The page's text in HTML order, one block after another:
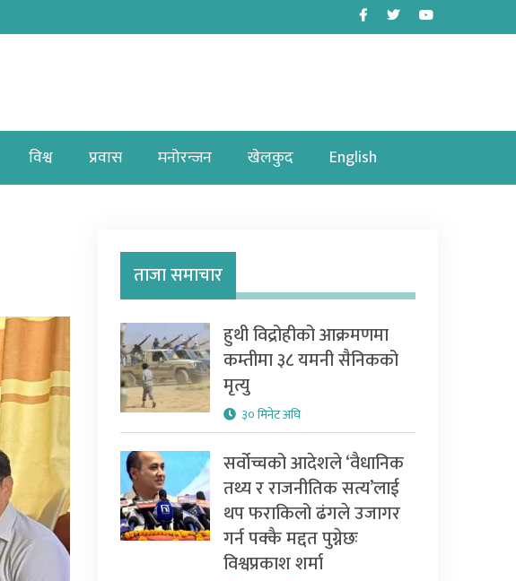
Facebook
TwitterYoutube
विश्व प्रवास मनोरन्जन खेलकुद English
ताजा समाचार
हुथी विद्रोहीको आक्रमणमा
कम्तीमा ३८ यमनी सैनिकको
मृत्यु
३० मिनेट अघि
सर्वोच्चको आदेशले ‘वैधानिक
तथ्य र राजनीतिक सत्य’लाई
थप फराकिलो ढंगले उजागर
गर्न पक्कै मद्दत पुग्नेछः
विश्वप्रकाश शर्मा